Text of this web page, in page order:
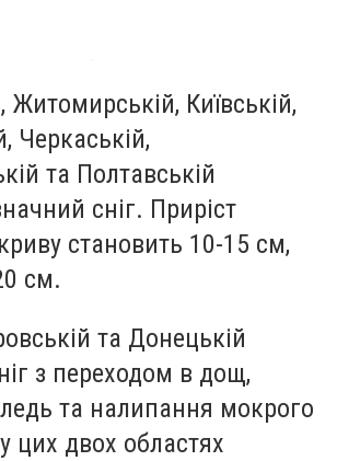
Житомирській, Київській,
Черкаській,
та Полтавській
сніг. Приріст
становить 10-15 см,
см.
та Донецькій
з переходом в дощ,
та налипання мокрого
цих двох областях